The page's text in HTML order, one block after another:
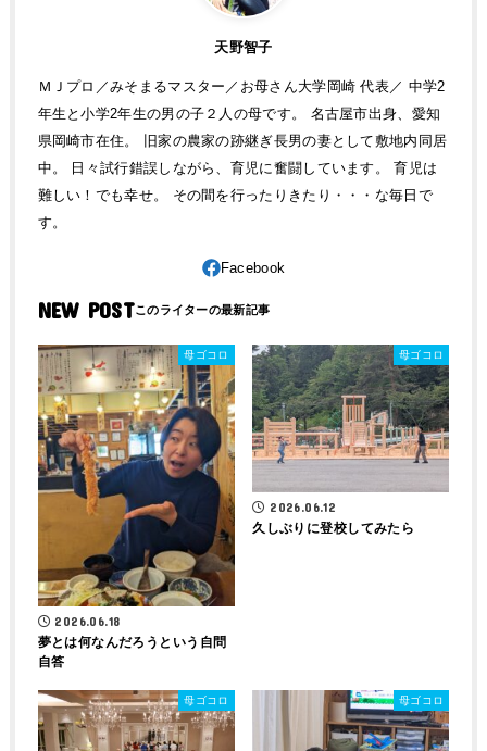
天野智子
ＭＪプロ／みそまるマスター／お母さん大学岡崎 代表／ 中学2
年生と小学2年生の男の子２人の母です。 名古屋市出身、愛知
県岡崎市在住。 旧家の農家の跡継ぎ長男の妻として敷地内同居
中。 日々試行錯誤しながら、育児に奮闘しています。 育児は
難しい！でも幸せ。 その間を行ったりきたり・・・な毎日で
す。
NEW POST
母ゴコロ
2026.06.18
夢とは何なんだろうという自問
自答
母ゴコロ
2026.06.12
久しぶりに登校してみたら
母ゴコロ 母ゴコロ